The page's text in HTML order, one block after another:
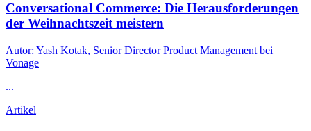
Conversational Commerce: Die Herausforderungen
der Weihnachtszeit meistern
Autor: Yash Kotak, Senior Director Product Management bei
Vonage
...
Artikel